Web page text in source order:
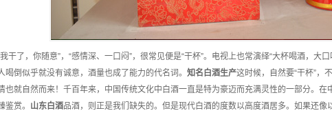
干了，你随意”，“感情深、一口闷”，很常见便是“干杯”。电视上也常演绎“大杯喝酒，大
喝倒似乎就没有诚意，酒量也成了能力的代名词。 知名 白酒生产这时候，自然要“干杯”，
也就自然而来！千百年来，中国传统文化中白酒一直是特为豪迈而充满灵性的一部分。
鉴赏。 山东 白酒品酒，则正是我们缺失的。但是现代白酒的度数以高度酒居多。如果还像